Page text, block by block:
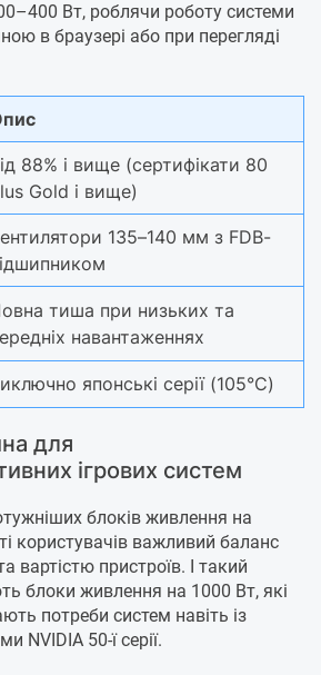
Вт, роблячи роботу системи
в браузері або при перегляді
88% і вище (сертифікати 80
Gold і вище)
135–140 мм з FDB-
тиша при низьких та
навантаженнях
японські серії (105°C)
для
ігрових систем
блоків живлення на
користувачів важливий баланс
вартістю пристроїв. І такий
блоки живлення на 1000 Вт, які
потреби систем навіть із
NVIDIA 50-ї серії.